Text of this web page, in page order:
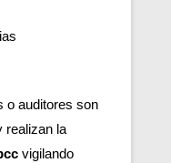
o auditores son
realizan la
vigilando